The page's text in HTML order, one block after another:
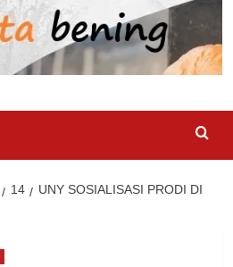
14
UNY SOSIALISASI PRODI DI